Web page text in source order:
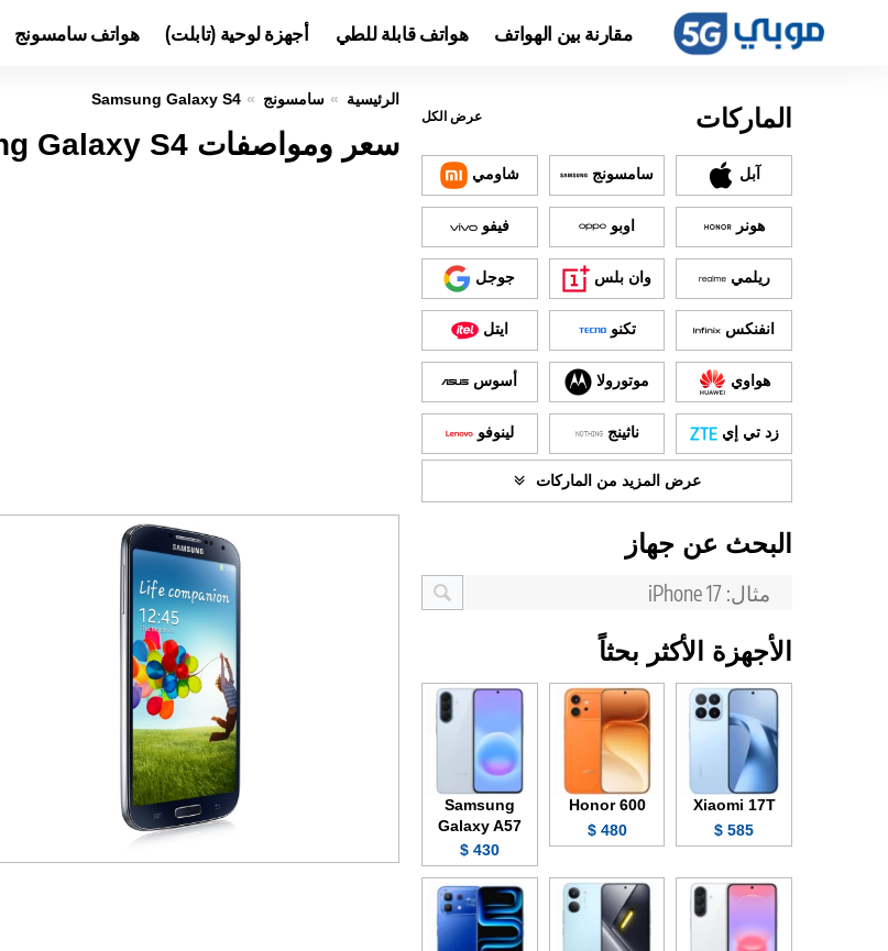
مقارنة بين الهواتف هواتف قابلة للطي أجهزة لوحية (تابلت) هواتف سامسونج
الرئيسية سامسونج Samsung Galaxy S4
سعر ومواصفات Samsung Galaxy S4 عيوب ومميزات
الماركات عرض الكل
آبل سامسونج شاومي
هونر اوبو فيفو
ريلمي وان بلس جوجل
انفنكس تكنو ايتل
هواوي موتورولا أسوس
زد تي إي ناثينج لينوفو
عرض المزيد من الماركات
البحث عن جهاز
الأجهزة الأكثر بحثاً
Xiaomi 17T
585 $
Honor 600
480 $
Samsung
Galaxy A57
430 $